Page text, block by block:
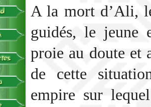
A la mort d’Ali,
guidés, le jeune
proie au doute et
de cette
empire sur